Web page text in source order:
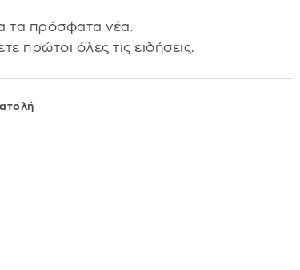
τα πρόσφατα νέα.
πρώτοι όλες τις ειδήσεις.